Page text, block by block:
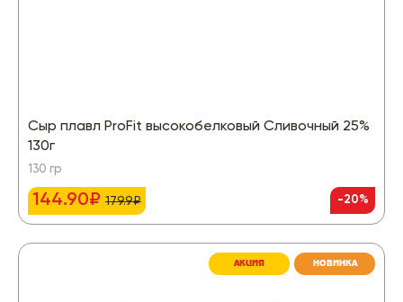
Сыр плавл ProFit высокобелковый Сливочный 25%
130г
130 гр
144.90₽ 179.9₽ -20%
АКЦИЯ НОВИНКА